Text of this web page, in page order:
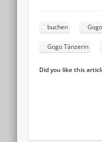
buchen
Gogo Tänzerin
Did you like this